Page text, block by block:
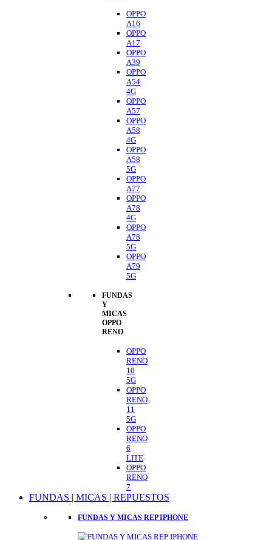
OPPO
A16
OPPO
A17
OPPO
A39
OPPO
A54
4G
OPPO
A57
OPPO
A58
4G
OPPO
A58
5G
OPPO
A77
OPPO
A78
4G
OPPO
A78
5G
OPPO
A79
5G
FUNDAS
Y
MICAS
OPPO
RENO
OPPO
RENO
10
5G
OPPO
RENO
11
5G
OPPO
RENO
6
LITE
OPPO
RENO
7
FUNDAS | MICAS | REPUESTOS
FUNDAS Y MICAS REP IPHONE